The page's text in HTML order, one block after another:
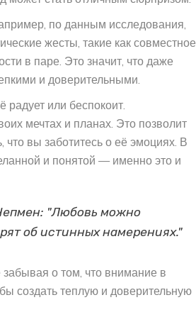
по данным исследования,
жесты, такие как совместное
в паре. Это значит, что даже
и доверительными.
радует или беспокоит.
мечтах и планах. Это позволит
что вы заботитесь о её эмоциях. В
и понятой — именно это и
"Любовь можно
об истинных намерениях."
забывая о том, что внимание в
создать теплую и доверительную